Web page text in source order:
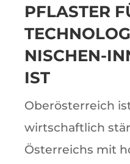
PFLASTER
NISCHEN-
IST
Oberösterreich
wirtschaftlich
Österreichs mit